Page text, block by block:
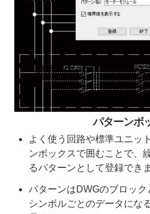
パターンボ
よく使う回路や標準ユニッ
ンボックスで囲むことで、
るパターンとして登録でき
パターンはDWGのブロッ
シンボルごとのデータにな